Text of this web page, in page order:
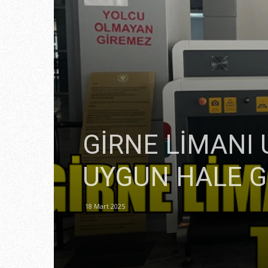
GİRNE LİMANI
UYGUN HALE
18 Mart 2025